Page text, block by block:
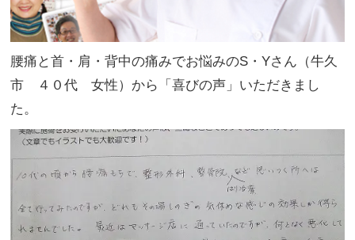
腰痛と首・肩・背中の痛みでお悩みのS・Yさん（牛久
市 ４０代 女性）から「喜びの声」いただきまし
た。